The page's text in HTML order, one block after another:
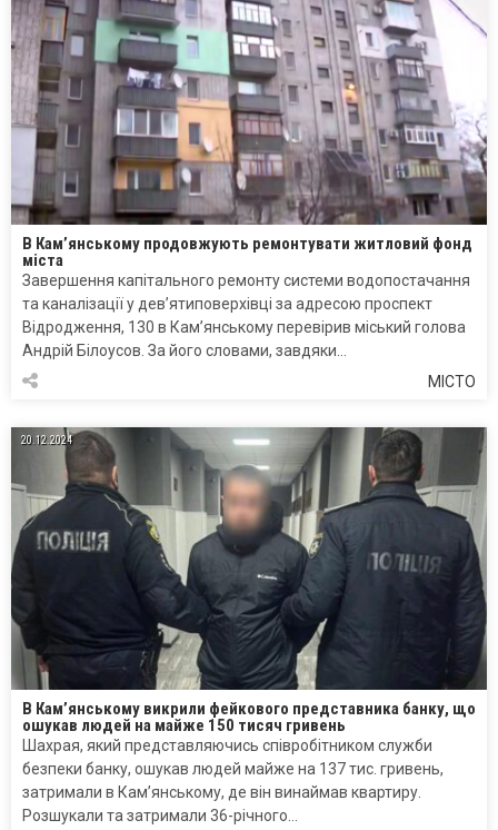
В Кам’янському продовжують ремонтувати житловий фонд
міста
Завершення капітального ремонту системи водопостачання
та каналізації у дев’ятиповерхівці за адресою проспект
Відродження, 130 в Кам’янському перевірив міський голова
Андрій Білоусов. За його словами, завдяки…
МІСТО
20.12.2024
В Кам’янському викрили фейкового представника банку, що
ошукав людей на майже 150 тисяч гривень
Шахрая, який представляючись співробітником служби
безпеки банку, ошукав людей майже на 137 тис. гривень,
затримали в Кам’янському, де він винаймав квартиру.
Розшукали та затримали 36-річного…